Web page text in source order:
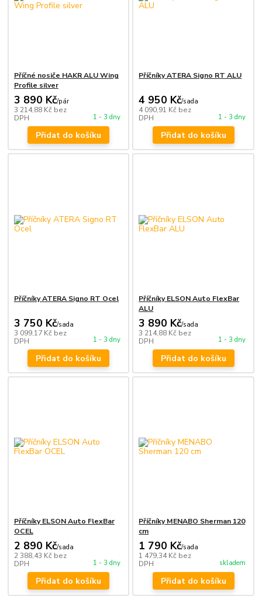
Příčné nosiče HAKR ALU Wing
Profile silver
3 890 Kč/pár
3 214,88 Kč bez
DPH
1 - 3 dny
Přidat do košíku
Příčníky ATERA Signo RT ALU
4 950 Kč/sada
4 090,91 Kč bez
DPH
1 - 3 dny
Přidat do košíku
Příčníky ATERA Signo RT Ocel
3 750 Kč/sada
3 099,17 Kč bez
DPH
1 - 3 dny
Přidat do košíku
Příčníky ELSON Auto FlexBar
ALU
3 890 Kč/sada
3 214,88 Kč bez
DPH
1 - 3 dny
Přidat do košíku
Příčníky ELSON Auto FlexBar
OCEL
2 890 Kč/sada
2 388,43 Kč bez
DPH
1 - 3 dny
Přidat do košíku
Příčníky MENABO Sherman 120
cm
1 790 Kč/sada
1 479,34 Kč bez
DPH
skladem
Přidat do košíku